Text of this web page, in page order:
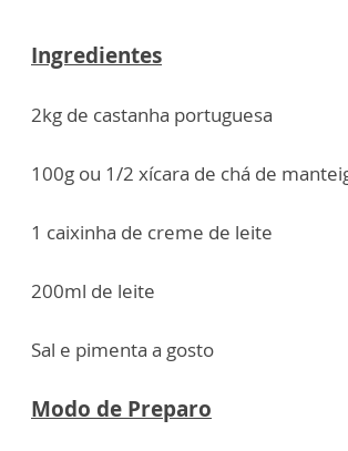
Ingredientes
2kg de castanha portuguesa
100g ou 1/2 xícara de chá de
1 caixinha de creme de leite
200ml de leite
Sal e pimenta a gosto
Modo de Preparo